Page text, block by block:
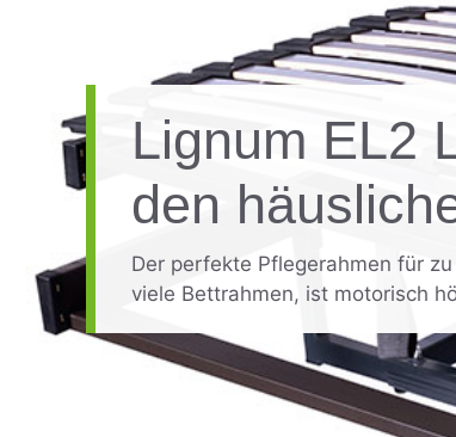
Lignum EL2
den
Der perfekte Pflegerahmen für
viele Bettrahmen, ist motorisch